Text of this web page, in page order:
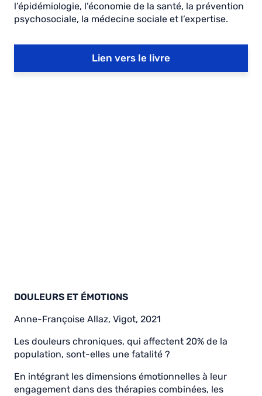
l’épidémiologie, l’économie de la santé, la prévention
psychosociale, la médecine sociale et l’expertise.
Lien vers le livre
DOULEURS ET ÉMOTIONS
Anne-Françoise Allaz, Vigot, 2021
Les douleurs chroniques, qui affectent 20% de la
population, sont-elles une fatalité ?
En intégrant les dimensions émotionnelles à leur
engagement dans des thérapies combinées, les